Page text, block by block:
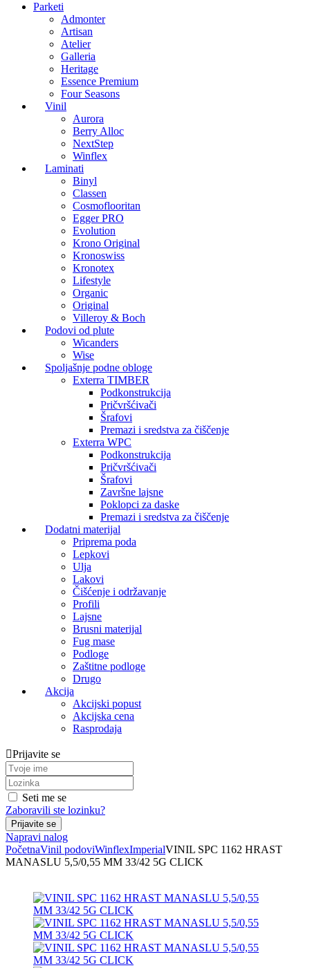
Parketi
Admonter
Artisan
Atelier
Galleria
Heritage
Essence Premium
Four Seasons
Vinil
Aurora
Berry Alloc
NextStep
Winflex
Laminati
Binyl
Classen
Cosmoflooritan
Egger PRO
Evolution
Krono Original
Kronoswiss
Kronotex
Lifestyle
Organic
Original
Villeroy & Boch
Podovi od plute
Wicanders
Wise
Spoljašnje podne obloge
Exterra TIMBER
Podkonstrukcija
Pričvršćivači
Šrafovi
Premazi i sredstva za čiščenje
Exterra WPC
Podkonstrukcija
Pričvršćivači
Šrafovi
Završne lajsne
Poklopci za daske
Premazi i sredstva za čiščenje
Dodatni materijal
Priprema poda
Lepkovi
Ulja
Lakovi
Čišćenje i održavanje
Profili
Lajsne
Brusni materijal
Fug mase
Podloge
Zaštitne podloge
Drugo
Akcija
Akcijski popust
Akcijska cena
Rasprodaja
Prijavite se
Seti me se
Zaboravili ste lozinku?
Napravi nalog
PočetnaVinil podoviWinflexImperialVINIL SPC 1162 HRAST
MANASLU 5,5/0,55 MM 33/42 5G CLICK